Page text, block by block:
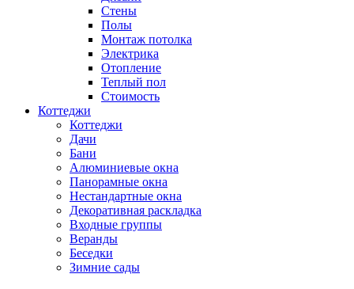
Стены
Полы
Монтаж потолка
Электрика
Отопление
Теплый пол
Стоимость
Коттеджи
Коттеджи
Дачи
Бани
Алюминиевые окна
Панорамные окна
Нестандартные окна
Декоративная раскладка
Входные группы
Веранды
Беседки
Зимние сады